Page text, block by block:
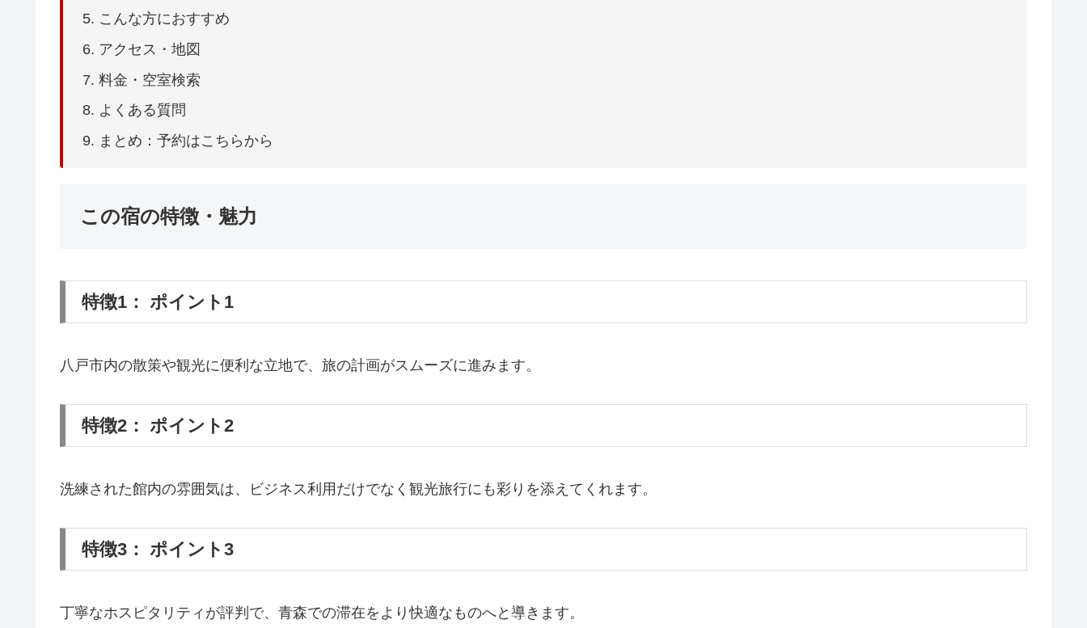
こんな方におすすめ
アクセス・地図
料金・空室検索
よくある質問
まとめ：予約はこちらから
この宿の特徴・魅力
特徴1： ポイント1
八戸市内の散策や観光に便利な立地で、旅の計画がスムーズに進みます。
特徴2： ポイント2
洗練された館内の雰囲気は、ビジネス利用だけでなく観光旅行にも彩りを添えてくれます。
特徴3： ポイント3
丁寧なホスピタリティが評判で、青森での滞在をより快適なものへと導きます。